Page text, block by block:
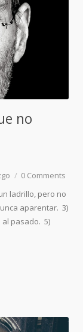
no
0 Comments
ladrillo, pero no
aparentar. 3)
pasado. 5)